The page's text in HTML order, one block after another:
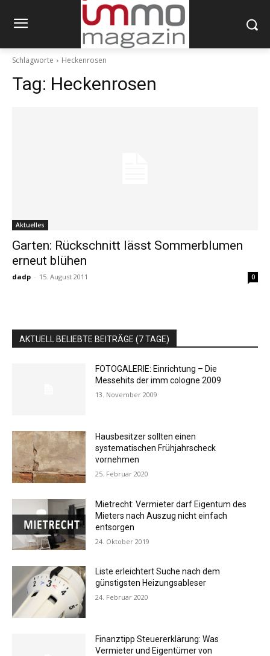
Schlagworte Heckenrosen
Tag: Heckenrosen
Aktuelles
Garten: Rückschnitt lässt Sommerblumen
erneut blühen
dadp - 15. August 2011 0
AKTUELL BELIEBTE BEITRÄGE (7 TAGE)
FOTOGALERIE: Einrichtung – Die
Messehits der imm cologne 2009
13. November 2009
Hausbesitzer sollten einen
systematischen Frühjahrscheck
vornehmen
25. Februar 2020
Mietrecht: Vermieter darf Eigentum des
Mieters nach Auszug nicht einfach
entsorgen
24. Oktober 2019
Liste erleichtert Suche nach dem
günstigsten Heizungsableser
24. Februar 2020
Finanztipp Steuererklärung: Was
Vermieter und Eigentümer von